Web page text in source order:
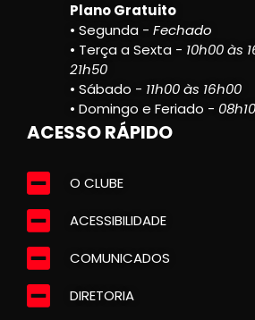
Plano Gratuito
• Segunda - Fechado
• Terça a Sexta - 10h00 às
21h50
• Sábado - 11h00 às 16h00
• Domingo e Feriado -
ACESSO RÁPIDO
O CLUBE
ACESSIBILIDADE
COMUNICADOS
DIRETORIA